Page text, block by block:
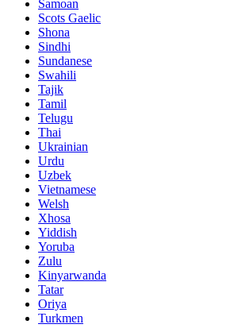
Samoan
Scots Gaelic
Shona
Sindhi
Sundanese
Swahili
Tajik
Tamil
Telugu
Thai
Ukrainian
Urdu
Uzbek
Vietnamese
Welsh
Xhosa
Yiddish
Yoruba
Zulu
Kinyarwanda
Tatar
Oriya
Turkmen